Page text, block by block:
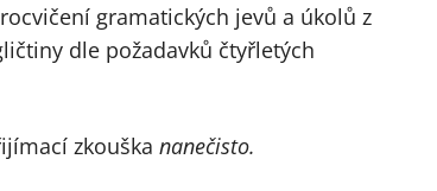
gramatických jevů a úkolů z
dle požadavků čtyřletých
zkouškananečisto.